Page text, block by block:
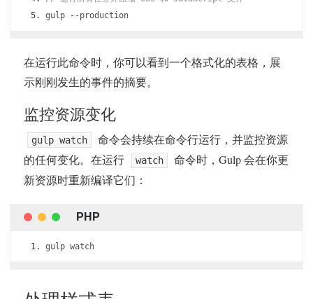
gulp
--production
在运行此命令时，你可以看到一个格式化的表格，展
示刚刚发生的事件的摘要。
监控资源变化
gulp watch
命令会持续在命令行运行，并监控资源
的任何变化。在运行
watch
命令时，Gulp 会在你更
新资源时重新编译它们：
gulp watch